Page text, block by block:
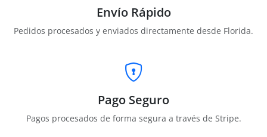
Envío Rápido
Pedidos procesados y enviados directamente desde Florida.
Pago Seguro
Pagos procesados de forma segura a través de Stripe.